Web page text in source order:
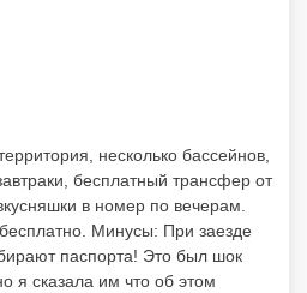
несколько бассейнов,
бесплатный трансфер от
в номер по вечерам.
Минусы: При заезде
паспорта! Это был шок
я сказала им что об этом